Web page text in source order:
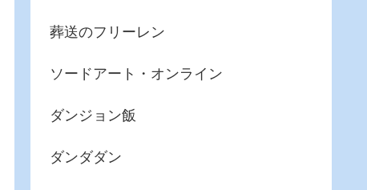
葬送のフリーレン
ソードアート・オンライン
ダンジョン飯
ダンダダン